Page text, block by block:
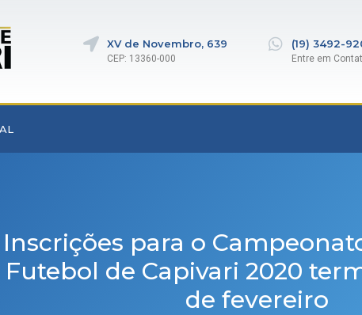
XV de Novembro, 639
CEP: 13360-000
(19) 3492-
Entre em
Inscrições para o
Futebol de Capivari 2020
de fevereiro